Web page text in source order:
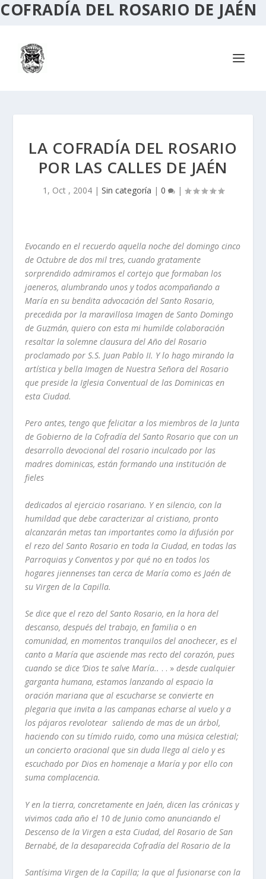
COFRADÍA DEL ROSARIO DE JAÉN
LA COFRADÍA DEL ROSARIO
POR LAS CALLES DE JAÉN
1, Oct , 2004| Sin categoría | 0 |
Evocando en el recuerdo aquella noche del domingo cinco
de Octubre de dos mil tres, cuando gratamente
sorprendido admiramos el cortejo que formabanlos
jaeneros, alumbrando unosytodos acompañando a
María en su benditaadvocación del Santo Rosario,
precedida por la maravillosa Imagen de SantoDomingo
de Guzmán, quiero con estamihumilde colaboración
resaltar lasolemne clausura del Año del Rosario
proclamado por S.S. Juan PabloII. Ylohago mirando la
artísticaybella Imagen de Nuestra Señora del Rosario
quepreside la Iglesia Conventual de las Dominicas en
esta Ciudad.
Pero antes, tengo que felicitar a los miembros de la Junta
de Gobierno de la Cofradía del Santo Rosario que con un
desarrollo devocional del rosarioinculcado por las
madres dominicas, están formando una institución de
fieles
dedicados al ejercicio rosariano. Yen silencio, con la
humildad que debecaracterizar al cristiano, pronto
alcanzarán metas tan importantes como ladifusión por
el rezo del Santo Rosario en toda la Ciudad, en todas las
Parroquiasy Conventosypor qué no en todos los
hogares jiennenses tan cercade María como es Jaén de
su Virgende la Capilla.
Se dice que el rezo del Santo Rosario, en la hora del
descanso, después deltrabajo, en familia o en
comunidad, en momentos tranquilos del anochecer, esel
canto a María que asciende mas recto del corazón, pues
cuando se dice ‘Dios te salve María.. . . »desde cualquier
garganta humana, estamos lanzandoal espacio la
oración mariana que al escucharse se convierte en
plegaria queinvita a las campanas echarse al vueloya
los pájaros revolotear saliendo demas de un árbol,
haciendo con su tímido ruido, como una música celestial;
unconcierto oracional que sin duda llega al cieloyes
escuchadopor Dios enhomenaje a Maríaypor ello con
suma complacencia.
Yen la tierra, concretamente en Jaén, dicen las crónicasy
vivimos cada añoel 10 de Junio como anunciando el
Descenso de la Virgen a esta Ciudad, del Rosario de San
Bernabé, de la desaparecida Cofradía del Rosario de la
Santísima Virgen de la Capilla; la que al fusionarse con la